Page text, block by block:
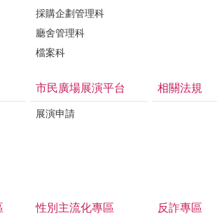
採購企劃管理科
廳舍管理科
檔案科
市民廣場展演平台
展演申請
相關法規
性別主流化專區 反詐專區